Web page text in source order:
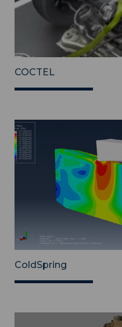
COCTEL
ColdSpring